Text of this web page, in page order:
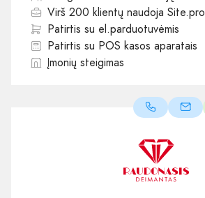
Virš 200 klientų naudoja Site.pro
Patirtis su el.parduotuvėmis
Patirtis su POS kasos aparatais
Įmonių steigimas